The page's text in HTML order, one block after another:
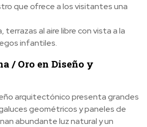
que ofrece a los visitantes una
terrazas al aire libre con vista a la
infantiles.
/ Oro en Diseño y
arquitectónico presenta grandes
geométricos y paneles de
abundante luz natural y un